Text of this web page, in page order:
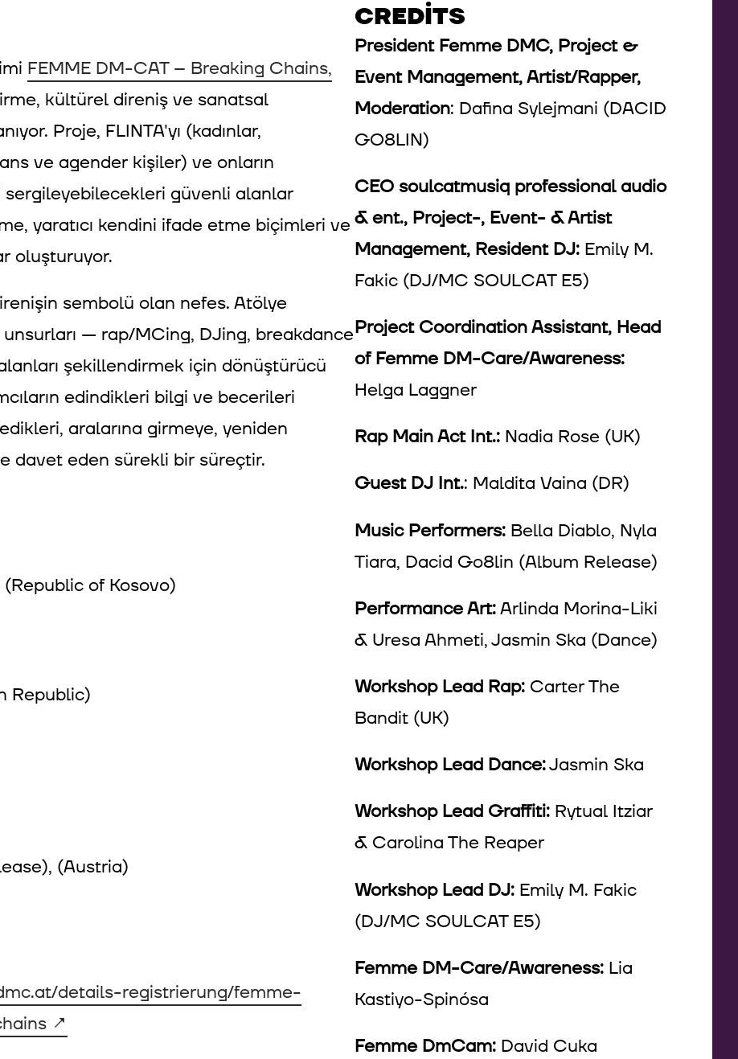
FEMME DM-CAT – Breaking Chains,
kültürel direniş ve sanatsal
Proje, FLINTA'yı (kadınlar,
ve agender kişiler) ve onların
sergileyebilecekleri güvenli alanlar
yaratıcı kendini ifade etme biçimleri ve
oluşturuyor.
sembolü olan nefes. Atölye
unsurları — rap/MCing, DJing, breakdance
şekillendirmek için dönüştürücü
edindikleri bilgi ve becerileri
aralarına girmeye, yeniden
davet eden sürekli bir süreçtir.
of Kosovo)
Republic)
(Austria)
details-registrierung/femme-
CREDITS
President Femme DMC, Project &
Event Management, Artist/Rapper,
Moderation: Dafina Sylejmani (DACID
GO8LIN)
CEO soulcatmusiq professional audio
& ent., Project-, Event- & Artist
Management, Resident DJ:Emily M.
Fakic (DJ/MC SOULCAT E5)
Project Coordination Assistant, Head
of Femme DM-Care/Awareness:
Helga Laggner
Rap Main Act Int.:Nadia Rose (UK)
Guest DJ Int.: Maldita Vaina (DR)
Music Performers:Bella Diablo, Nyla
Tiara, Dacid Go8lin (Album Release)
Performance Art:Arlinda Morina-Liki
& Uresa Ahmeti, Jasmin Ska (Dance)
Workshop Lead Rap:Carter The
Bandit (UK)
Workshop Lead Dance:Jasmin Ska
Workshop Lead Graffiti:Rytual Itziar
& Carolina The Reaper
Workshop Lead DJ:Emily M. Fakic
(DJ/MC SOULCAT E5)
Femme DM-Care/Awareness:Lia
Kastiyo-Spinósa
Femme DmCam:David Cuka